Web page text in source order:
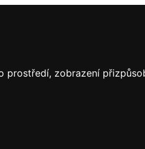
zobrazení